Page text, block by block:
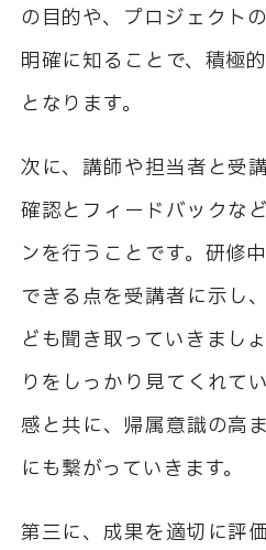
の目的や、プロジェクト
明確に知ることで、積極
となります。
次に、講師や担当者と受
確認とフィードバックな
ンを行うことです。研修
できる点を受講者に示し
ども聞き取っていきまし
りをしっかり見てくれて
感と共に、帰属意識の高
にも繋がっていきます。
第三に、成果を適切に評